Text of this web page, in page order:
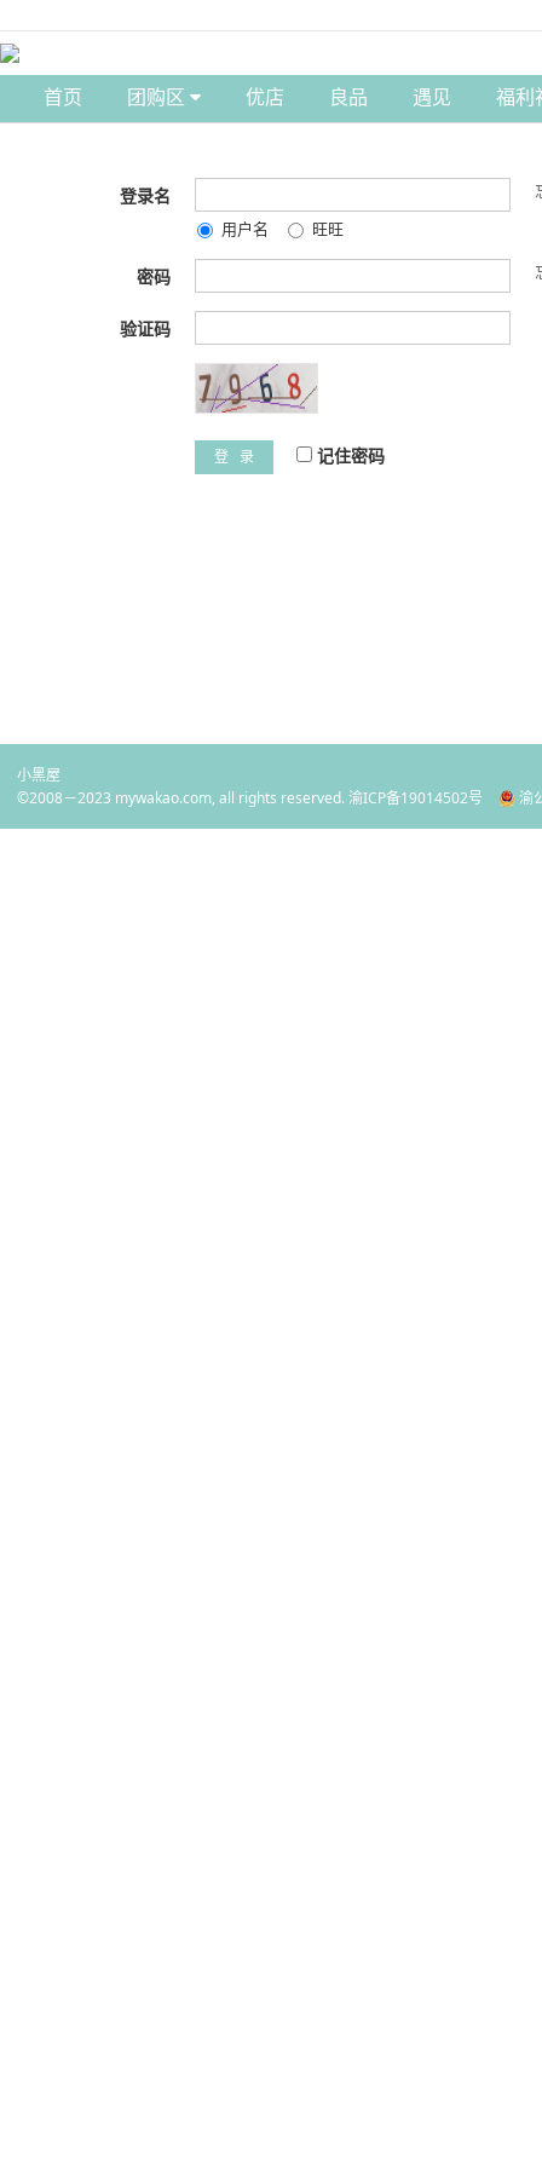
首页 团购区 优店 良品 遇见 福利
登录名
用户名 旺旺
密码
验证码
登 录 记住密码
小黑屋
©2008－2023 mywakao.com, all rights reserved.渝ICP备19014502号 渝